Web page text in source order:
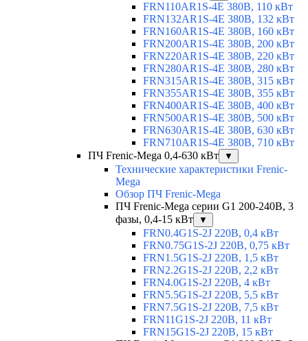
FRN110AR1S-4E 380В, 110 кВт
FRN132AR1S-4E 380В, 132 кВт
FRN160AR1S-4E 380В, 160 кВт
FRN200AR1S-4E 380В, 200 кВт
FRN220AR1S-4E 380В, 220 кВт
FRN280AR1S-4E 380В, 280 кВт
FRN315AR1S-4E 380В, 315 кВт
FRN355AR1S-4E 380В, 355 кВт
FRN400AR1S-4E 380В, 400 кВт
FRN500AR1S-4E 380В, 500 кВт
FRN630AR1S-4E 380В, 630 кВт
FRN710AR1S-4E 380В, 710 кВт
ПЧ Frenic-Mega 0,4-630 кВт
▼
Технические характеристики Frenic-
Mega
Обзор ПЧ Frenic-Mega
ПЧ Frenic-Mega серии G1 200-240В, 3
фазы, 0,4-15 кВт
▼
FRN0.4G1S-2J 220В, 0,4 кВт
FRN0.75G1S-2J 220В, 0,75 кВт
FRN1.5G1S-2J 220В, 1,5 кВт
FRN2.2G1S-2J 220В, 2,2 кВт
FRN4.0G1S-2J 220В, 4 кВт
FRN5.5G1S-2J 220В, 5,5 кВт
FRN7.5G1S-2J 220В, 7,5 кВт
FRN11G1S-2J 220В, 11 кВт
FRN15G1S-2J 220В, 15 кВт